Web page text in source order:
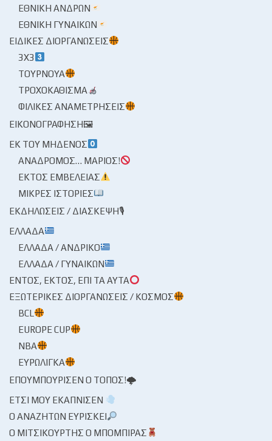
ΕΘΝΙΚΉ ΑΝΔΡΏΝ
ΕΘΝΙΚΉ ΓΥΝΑΙΚΏΝ
ΕΙΔΙΚΈΣ ΔΙΟΡΓΑΝΏΣΕΙΣ
3X3
ΤΟΥΡΝΟΥΆ
ΤΡΟΧΟΚΆΘΙΣΜΑ
ΦΙΛΙΚΈΣ ΑΝΑΜΕΤΡΉΣΕΙΣ
ΕΙΚΟΝΟΓΡΆΦΗΣΗ🖼
ΕΚ ΤΟΥ ΜΗΔΕΝΌΣ
ΑΝΆΔΡΟΜΟΣ… ΜΆΡΙΟΣ!
ΕΚΤΌΣ ΕΜΒΈΛΕΙΑΣ
ΜΙΚΡΈΣ ΙΣΤΟΡΊΕΣ
ΕΚΔΗΛΏΣΕΙΣ / ΔΙΆΣΚΕΨΗ🎙
ΕΛΛΆΔΑ
ΕΛΛΆΔΑ / ΑΝΔΡΙΚΌ
ΕΛΛΆΔΑ / ΓΥΝΑΙΚΏΝ
ΕΝΤΌΣ, ΕΚΤΌΣ, ΕΠΊ ΤΑ ΑΥΤΆ
ΕΞΩΤΕΡΙΚΈΣ ΔΙΟΡΓΑΝΏΣΕΙΣ / ΚΌΣΜΟΣ
BCL
EUROPE CUP
NBA
ΕΥΡΩΛΊΓΚΑ
ΕΠΟΥΜΠΟΎΡΙΣΕΝ Ο ΤΌΠΟΣ!🌩
ΈΤΣΙ ΜΟΥ ΕΚΆΠΝΙΣΕΝ
Ο ΑΝΑΖΗΤΏΝ ΕΥΡΊΣΚΕΙ
Ο ΜΙΤΣΙΚΟΥΡΤΉΣ Ο ΜΠΌΜΠΙΡΑΣ